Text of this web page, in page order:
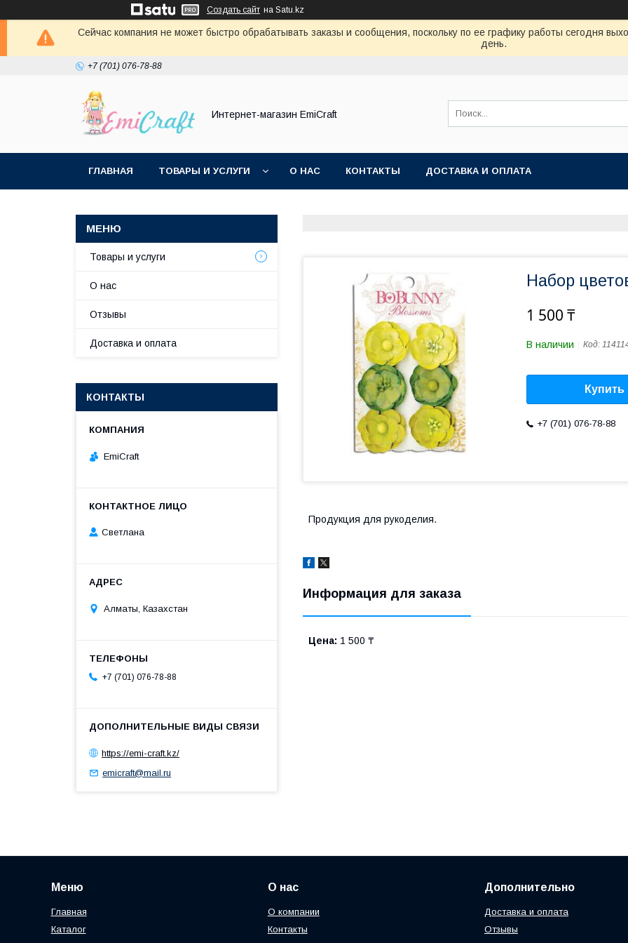
Создать сайт на Satu.kz
Сейчас компания не может быстро обрабатывать заказы и сообщения, поскольку по ее графику работы сегодня
день.
+7 (701) 076-78-88
Интернет-магазин EmiCraft
ГЛАВНАЯ ТОВАРЫ И УСЛУГИ О НАС КОНТАКТЫ ДОСТАВКА И ОПЛАТА
Набор
1 500 ₸
В наличии Код:
Купить
+7 (701) 076-78-88
Продукция для рукоделия.
Информация для заказа
Цена: 1 500 ₸
Товары и услуги
О нас
Отзывы
Доставка и оплата
КОНТАКТЫ
EmiCraft
Светлана
Алматы, Казахстан
+7 (701) 076-78-88
https://emi-craft.kz/
emicraft@mail.ru
Меню
Главная
Каталог
О нас
О компании
Контакты
Дополнительно
Доставка и оплата
Отзывы